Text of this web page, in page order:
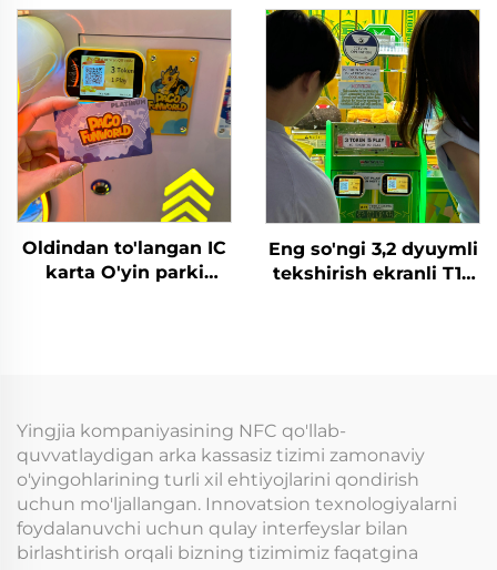
A'zolik
kartasi/vristbandini
tekshirish orqali
Qoldiq kreditni
faollashtirish yoki
yechib olish
boshqarish tizimi Ichki
o'yin maydonchasi
Arked o'yin markazlari
O'tkazish parklari
uchun
Oldindan to'langan IC
karta O'yin parki
Eng so'ngi 3,2 dyuymli
tekshirish ekranli T10
Yingjia kompaniyasining NFC qo'llab-
quvvatlaydigan arka kassasiz tizimi zamonaviy
o'yingohlarining turli xil ehtiyojlarini qondirish
uchun mo'ljallangan. Innovatsion texnologiyalarni
foydalanuvchi uchun qulay interfeyslar bilan
birlashtirish orqali bizning tizimimiz faqatgina